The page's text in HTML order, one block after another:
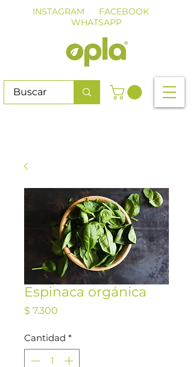
INSTAGRAM
FACEBOOK
WHATSAPP
Espinaca orgánica
$ 7.300
Cantidad *